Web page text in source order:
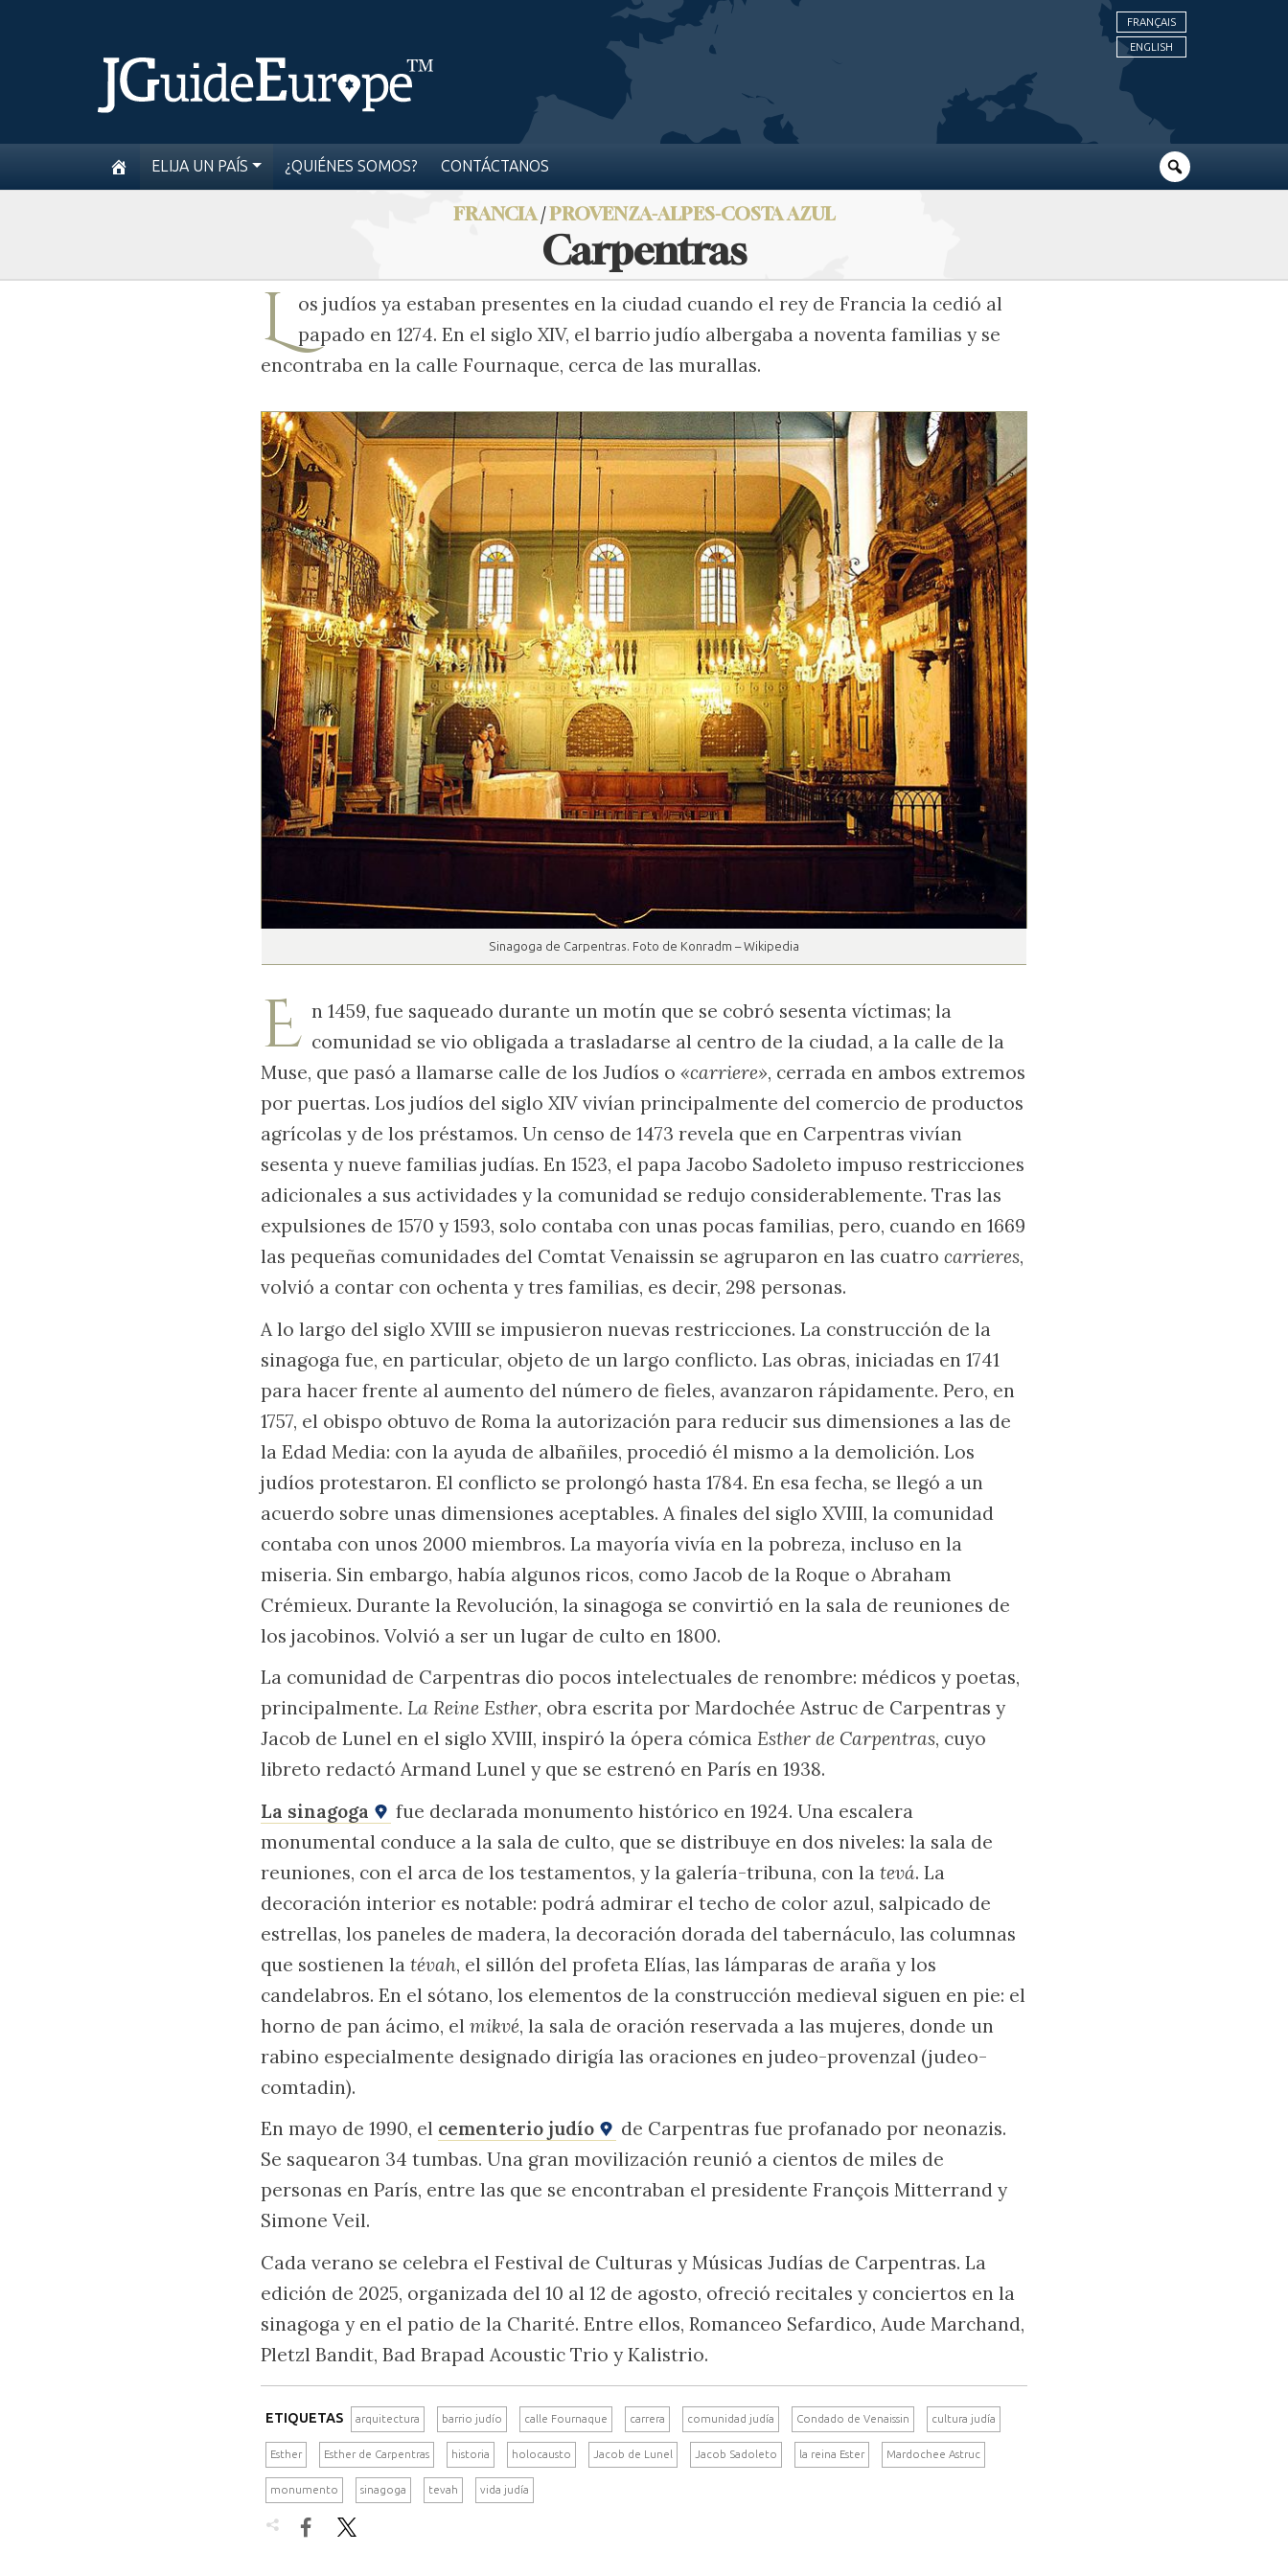
FRANÇAIS
ENGLISH
ELIJA UN PAÍS ¿QUIÉNES SOMOS? CONTÁCTANOS
FRANCIA/PROVENZA-ALPES-COSTA AZUL
Carpentras
L os judíos ya estaban presentes en la ciudad cuando el rey de Francia la cedió al
papado en 1274. En el siglo XIV, el barrio judío albergaba a noventa familias y se
encontraba en la calle Fournaque, cerca de las murallas.
Sinagoga de Carpentras. Foto de Konradm – Wikipedia
E n 1459, fue saqueado durante un motín que se cobró sesenta víctimas; la
comunidad se vio obligada a trasladarse al centro de la ciudad, a la calle de la
Muse, que pasó a llamarse calle de los Judíos o «carriere», cerrada en ambos extremos
por puertas. Los judíos del siglo XIV vivían principalmente del comercio de productos
agrícolas y de los préstamos. Un censo de 1473 revela que en Carpentras vivían
sesenta y nueve familias judías. En 1523, el papa Jacobo Sadoleto impuso restricciones
adicionales a sus actividades y la comunidad se redujo considerablemente. Tras las
expulsiones de 1570 y 1593, solo contaba con unas pocas familias, pero, cuando en 1669
las pequeñas comunidades del Comtat Venaissin se agruparon en las cuatro carrieres,
volvió a contar con ochenta y tres familias, es decir, 298 personas.
A lo largo del siglo XVIII se impusieron nuevas restricciones. La construcción de la
sinagoga fue, en particular, objeto de un largo conflicto. Las obras, iniciadas en 1741
para hacer frente al aumento del número de fieles, avanzaron rápidamente. Pero, en
1757, el obispo obtuvo de Roma la autorización para reducir sus dimensiones a las de
la Edad Media: con la ayuda de albañiles, procedió él mismo a la demolición. Los
judíos protestaron. El conflicto se prolongó hasta 1784. En esa fecha, se llegó a un
acuerdo sobre unas dimensiones aceptables. A finales del siglo XVIII, la comunidad
contaba con unos 2000 miembros. La mayoría vivía en la pobreza, incluso en la
miseria. Sin embargo, había algunos ricos, como Jacob de la Roque o Abraham
Crémieux. Durante la Revolución, la sinagoga se convirtió en la sala de reuniones de
los jacobinos. Volvió a ser un lugar de culto en 1800.
La comunidad de Carpentras dio pocos intelectuales de renombre: médicos y poetas,
principalmente. La Reine Esther, obra escrita por Mardochée Astruc de Carpentras y
Jacob de Lunel en el siglo XVIII, inspiró la ópera cómica Esther de Carpentras, cuyo
libreto redactó Armand Lunel y que se estrenó en París en 1938.
La sinagoga
fue declarada monumento histórico en 1924. Una escalera
monumental conduce a la sala de culto, que se distribuye en dos niveles: la sala de
reuniones, con el arca de los testamentos, y la galería-tribuna, con la tevá. La
decoración interior es notable: podrá admirar el techo de color azul, salpicado de
estrellas, los paneles de madera, la decoración dorada del tabernáculo, las columnas
que sostienen la tévah, el sillón del profeta Elías, las lámparas de araña y los
candelabros. En el sótano, los elementos de la construcción medieval siguen en pie: el
horno de pan ácimo, el mikvé, la sala de oración reservada a las mujeres, donde un
rabino especialmente designado dirigía las oraciones en judeo-provenzal (judeo-
comtadin).
En mayo de 1990, el cementerio judío
de Carpentras fue profanado por neonazis.
Se saquearon 34 tumbas. Una gran movilización reunió a cientos de miles de
personas en París, entre las que se encontraban el presidente François Mitterrand y
Simone Veil.
Cada verano se celebra el Festival de Culturas y Músicas Judías de Carpentras. La
edición de 2025, organizada del 10 al 12 de agosto, ofreció recitales y conciertos en la
sinagoga y en el patio de la Charité. Entre ellos, Romanceo Sefardico, Aude Marchand,
Pletzl Bandit, Bad Brapad Acoustic Trio y Kalistrio.
ETIQUETAS arquitectura barrio judío calle Fournaque carrera comunidad judía Condado de Venaissin cultura judía
Esther Esther de Carpentras historia holocausto Jacob de Lunel Jacob Sadoleto la reina Ester Mardochee Astruc
monumento sinagoga tevah vida judía
 